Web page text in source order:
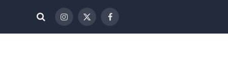
فيسبوكX
(Twitter)
الانستغرام